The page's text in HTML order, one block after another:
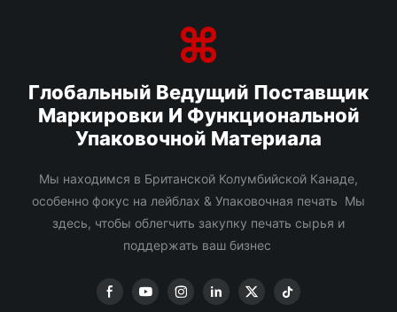
Глобальный Ведущий Поставщик
Маркировки И Функциональной
Упаковочной Материала
Мы находимся в Британской Колумбийской Канаде,
особенно фокус на лейблах & Упаковочная печать Мы
здесь, чтобы облегчить закупку печать сырья и
поддержать ваш бизнес